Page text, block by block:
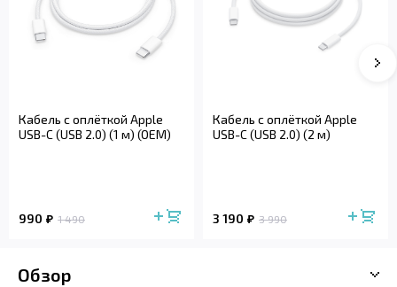
Кабель с оплёткой Apple
USB-C (USB 2.0) (1 м) (OEM)
990 1 490
Кабель с оплёткой Apple
USB-C (USB 2.0) (2 м)
3 190 3 990
Обзор